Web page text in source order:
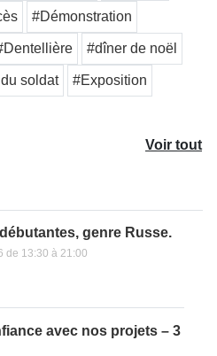
#Démonstration
#dîner de noël
soldat #Exposition
Voir tout
genre Russe.
de 13:30 à 21:00
avec nos projets – 3